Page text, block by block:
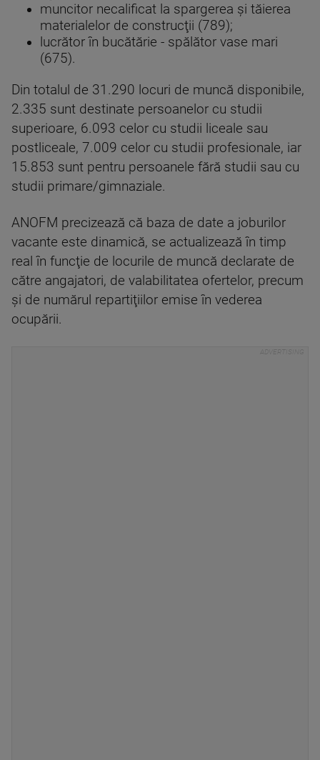
muncitor necalificat la spargerea şi tăierea
materialelor de construcţii (789);
lucrător în bucătărie - spălător vase mari
(675).
Din totalul de 31.290 locuri de muncă disponibile,
2.335 sunt destinate persoanelor cu studii
superioare, 6.093 celor cu studii liceale sau
postliceale, 7.009 celor cu studii profesionale, iar
15.853 sunt pentru persoanele fără studii sau cu
studii primare/gimnaziale.
ANOFM precizează că baza de date a joburilor
vacante este dinamică, se actualizează în timp
real în funcţie de locurile de muncă declarate de
către angajatori, de valabilitatea ofertelor, precum
şi de numărul repartiţiilor emise în vederea
ocupării.